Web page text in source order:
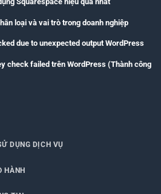
loại và vai trò trong doanh nghiệp
due to unexpected output WordPress
check failed trên WordPress (Thành công
DỤNG DỊCH VỤ
HÀNH